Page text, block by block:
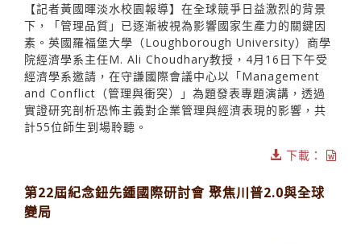
【記者黃國暉淡水校園報導】在全球競爭日益激烈的背景
下，「管理品質」已逐漸被視為影響國家生產力的關鍵因
素。英國羅福堡大學（Loughborough University）商學
院經濟學系主任M. Ali Choudhary教授，4月16日下午受
經濟學系邀請，在守謙國際會議中心以「Management
and Conflict（管理與衝突）」為題發表專題演講，透過
實證研究剖析恐怖主義對企業管理與經濟表現的影響，共
計55位師生到場聆聽。
下載：
第22屆紀念鈕先鍾國際研討會 聚焦川普2.0與全球
變局